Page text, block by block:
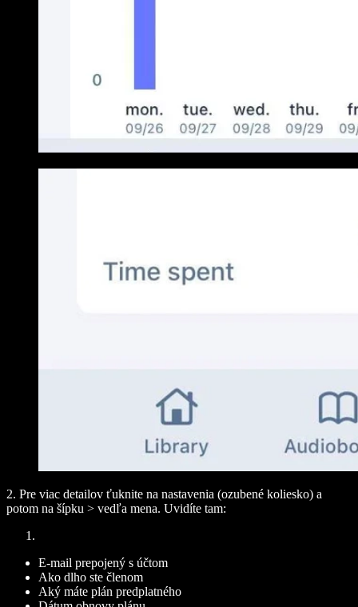
2. Pre viac detailov ťuknite na nastavenia (ozubené koliesko) a
potom na šípku > vedľa mena. Uvidíte tam:
E-mail prepojený s účtom
Ako dlho ste členom
Aký máte plán predplatného